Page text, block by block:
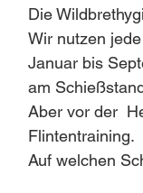
Die
Wir nutzen
Januar bis
am
Aber vor der
Flintentraining.
Auf welchen